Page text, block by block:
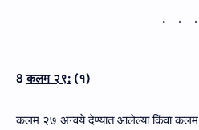
8 कलम २९: (१)
कलम २७ अन्वये देण्यात आलेल्या किंवा